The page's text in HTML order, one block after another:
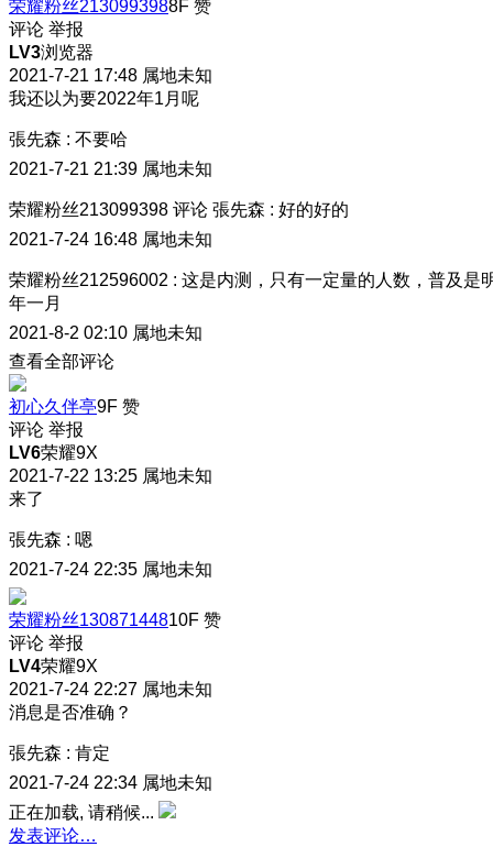
荣耀粉丝2130993988F 赞
评论 举报
LV3浏览器
2021-7-21 17:48 属地未知
我还以为要2022年1月呢
張先森 : 不要哈
2021-7-21 21:39 属地未知
荣耀粉丝213099398 评论 張先森 : 好的好的
2021-7-24 16:48 属地未知
荣耀粉丝212596002 : 这是内测，只有一定量的人数，普及是
年一月
2021-8-2 02:10 属地未知
查看全部评论
初心久伴亭9F 赞
评论 举报
LV6荣耀9X
2021-7-22 13:25 属地未知
来了
張先森 : 嗯
2021-7-24 22:35 属地未知
荣耀粉丝13087144810F 赞
评论 举报
LV4荣耀9X
2021-7-24 22:27 属地未知
消息是否准确？
張先森 : 肯定
2021-7-24 22:34 属地未知
正在加载, 请稍候...
发表评论…